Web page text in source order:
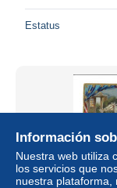
Estatus
Información
Nuestra web utiliza
los servicios que
nuestra plataforma,